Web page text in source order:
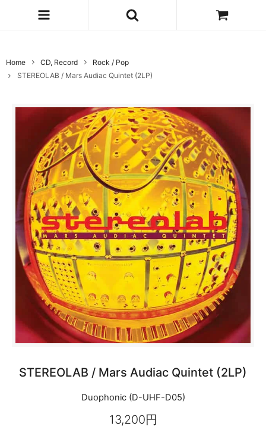
Home CD, Record
Rock / Pop
STEREOLAB / Mars Audiac Quintet (2LP)
STEREOLAB / Mars Audiac Quintet (2LP)
Duophonic (D-UHF-D05)
13,200円